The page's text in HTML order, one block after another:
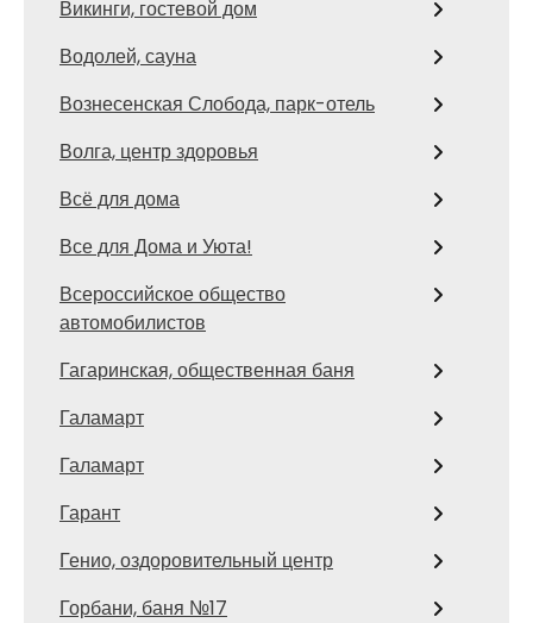
Викинги, гостевой дом
Водолей, сауна
Вознесенская Слобода, парк-отель
Волга, центр здоровья
Всё для дома
Все для Дома и Уюта!
Всероссийское общество
автомобилистов
Гагаринская, общественная баня
Галамарт
Галамарт
Гарант
Генио, оздоровительный центр
Горбани, баня №17